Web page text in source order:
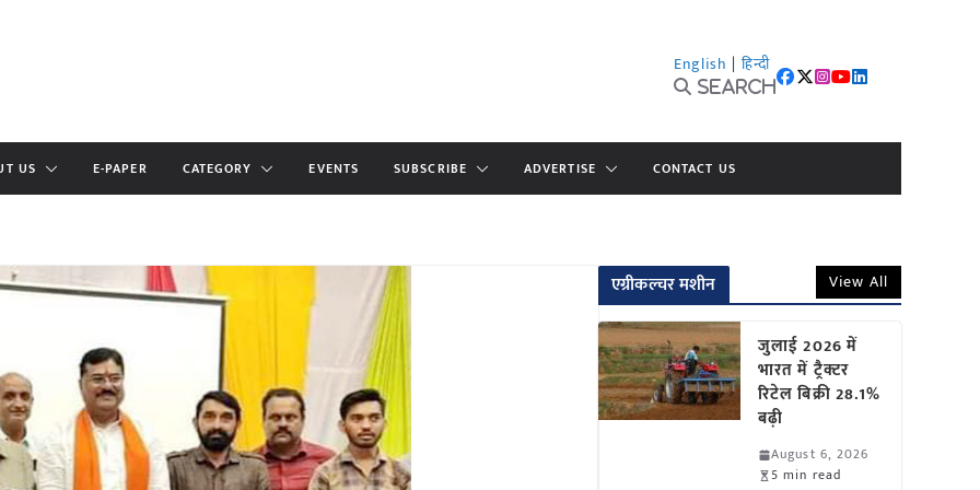
English | हिन्दी
Search
US E-PAPER CATEGORY EVENTS SUBSCRIBE ADVERTISE CONTACT US
एग्रीकल्चर मशीन View All
जुलाई 2026 में
भारत में ट्रैक्टर
रिटेल बिक्री 28.1%
बढ़ी
August 6, 2026
5 min read